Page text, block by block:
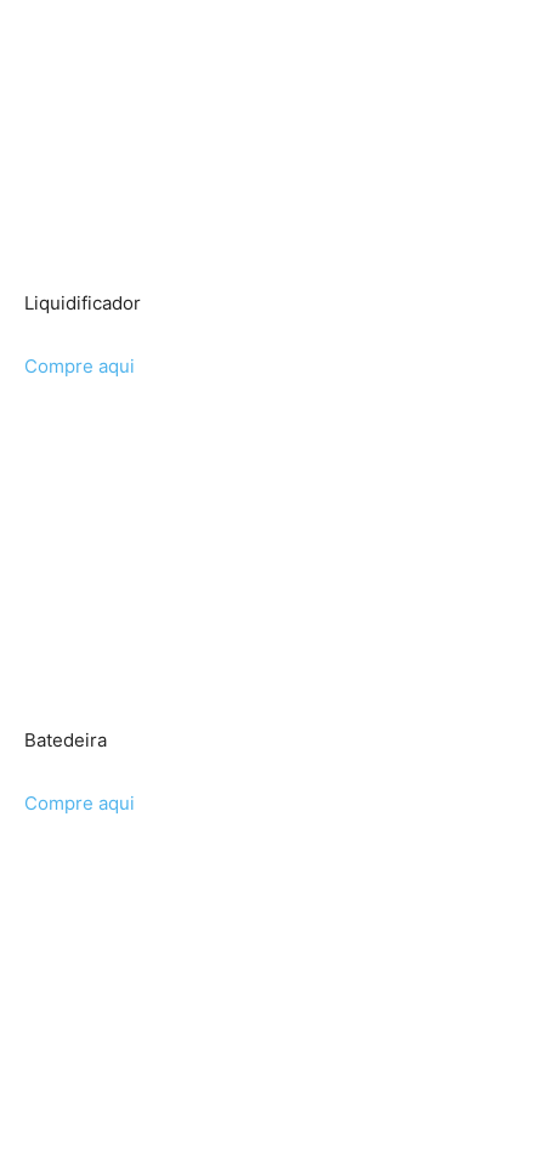
Liquidificador
Compre aqui
Batedeira
Compre aqui